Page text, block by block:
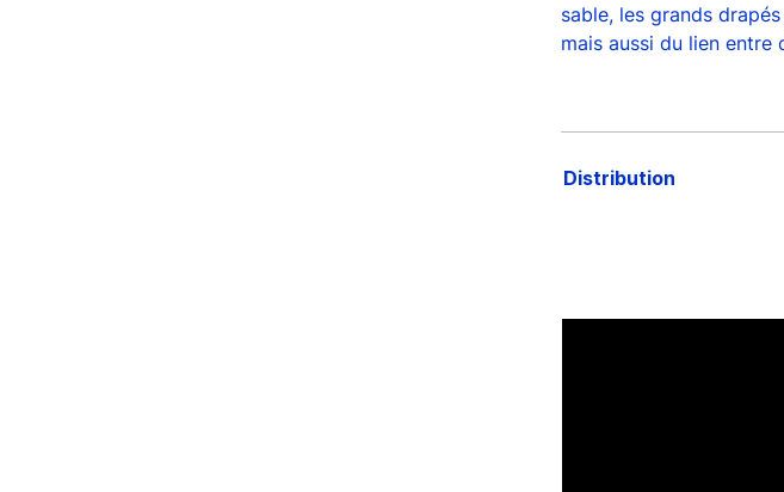
sable, les grands
mais aussi du lien entre
Distribution